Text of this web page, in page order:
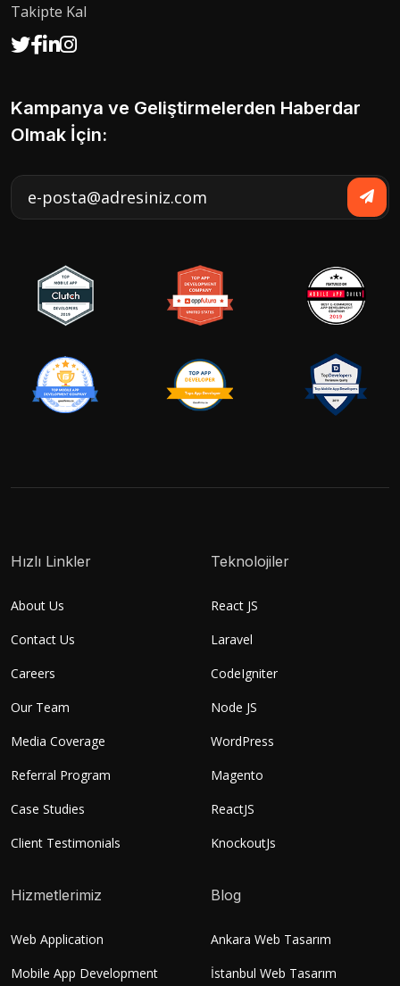
Takipte Kal
Kampanya ve Geliştirmelerden Haberdar
Olmak İçin:
Hızlı Linkler
About Us
Contact Us
Careers
Our Team
Media Coverage
Referral Program
Case Studies
Client Testimonials
Teknolojiler
React JS
Laravel
CodeIgniter
Node JS
WordPress
Magento
ReactJS
KnockoutJs
Hizmetlerimiz
Web Application
Mobile App Development
Blog
Ankara Web Tasarım
İstanbul Web Tasarım